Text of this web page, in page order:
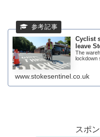
Cyclist
leave
The
lockdown
www.stokesentinel.co.uk
スポ